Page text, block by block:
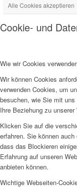
Alle Cookies akzeptieren
Cookie- und
Wie wir Cookies
Wir können Cookies
verwenden Cookies, um
besuchen, wie Sie mit
Ihre Beziehung zu
Klicken Sie auf die
erfahren. Sie können
dass das Blockieren
Erfahrung auf unseren
anbieten können.
Wichtige Webseiten-